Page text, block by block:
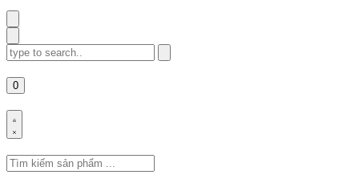
Search
for:
0
Search
for: